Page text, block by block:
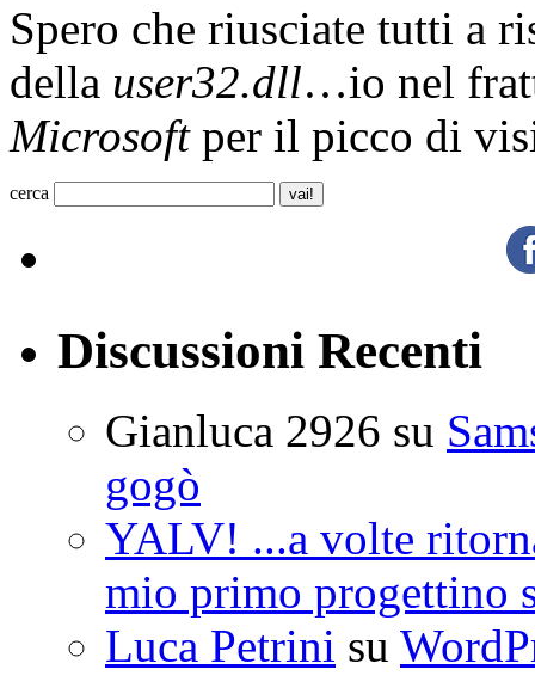
Spero che riusciate tutti a
della user32.dll…io nel
Microsoft per il picco di
cerca
Discussioni Recenti
Gianluca 2926 su
gogò
YALV! ...a volte
mio primo progettino
Luca Petrini su